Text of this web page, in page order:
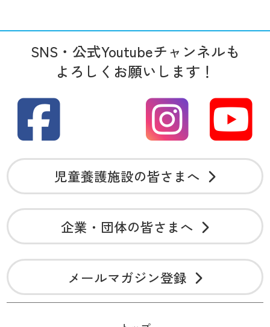
SNS・公式Youtubeチャンネルも
よろしくお願いします！
児童養護施設の皆さまへ
企業・団体の皆さまへ
メールマガジン登録